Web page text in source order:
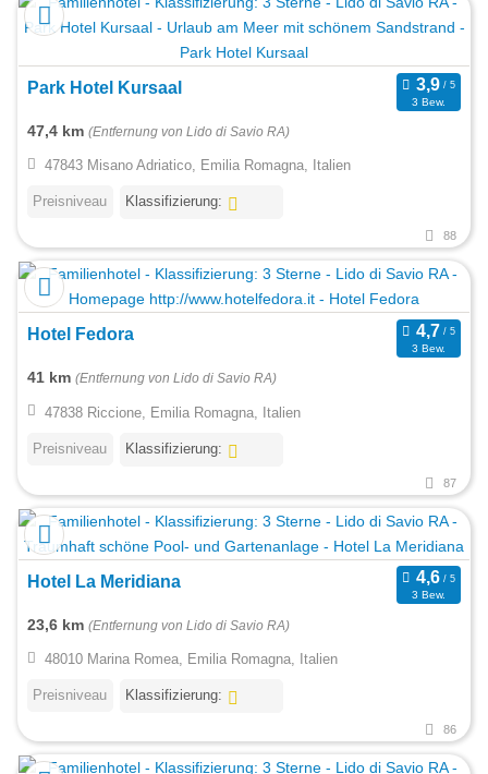
Park Hotel Kursaal
3 Bew.
47,4 km (Entfernung von Lido di Savio RA)
47843 Misano Adriatico, Emilia Romagna, Italien
Preisniveau Klassifizierung:
88
Hotel Fedora
3 Bew.
41 km (Entfernung von Lido di Savio RA)
47838 Riccione, Emilia Romagna, Italien
Preisniveau Klassifizierung:
87
Hotel La Meridiana
3 Bew.
23,6 km (Entfernung von Lido di Savio RA)
48010 Marina Romea, Emilia Romagna, Italien
Preisniveau Klassifizierung:
86